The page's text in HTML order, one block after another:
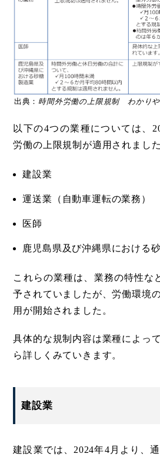
出典： 時間外労働の上限規制 わかりや
以下の4つの業種については、
労働の上限規制が適用されました
建設業
運送業（自動車運転の業務）
医師
鹿児島県及び沖縄県における
これらの業種は、業務の特性な
予されていましたが、労働環境
用が開始されました。
具体的な規制内容は業種によっ
ら詳しくみていきます。
建設業
建設業では、2024年4月より、